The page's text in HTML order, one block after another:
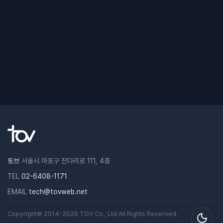
토브 서울시 마포구 잔다리로 111, 4층
TEL 02-6408-1171
EMAIL tech@tovweb.net
Copyright© 2014-2026 TOV Co., Ltd All Rights Reserved.